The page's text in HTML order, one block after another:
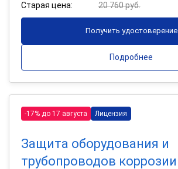
Старая цена: 20 760 руб.
Получить удостоверение
Подробнее
-17% до 17 августа Лицензия
Защита оборудования и
трубопроводов коррозии